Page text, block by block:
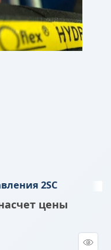
2SС
цены